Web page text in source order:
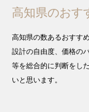
高知県のおす
高知県の数あるおすす
設計の自由度、価格の
等を総合的に判断をし
いと思います。